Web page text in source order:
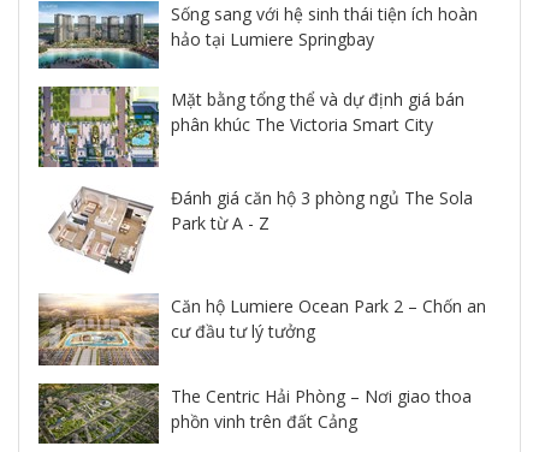
Sống sang với hệ sinh thái tiện ích hoàn
hảo tại Lumiere Springbay
Mặt bằng tổng thể và dự định giá bán
phân khúc The Victoria Smart City
Đánh giá căn hộ 3 phòng ngủ The Sola
Park từ A - Z
Căn hộ Lumiere Ocean Park 2 – Chốn an
cư đầu tư lý tưởng
The Centric Hải Phòng – Nơi giao thoa
phồn vinh trên đất Cảng